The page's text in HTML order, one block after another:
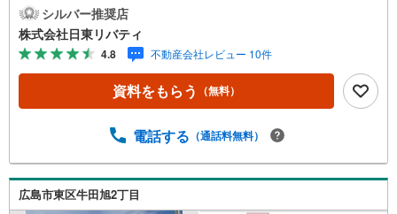
ネット広告に載っていない物件もご紹介できます。広島市
内はもちろん廿日市から呉・東広島まで6000物件の豊富な
情報量!!「実際に自分自身が住む家を見て納得して買いた
い」広告では分かり難い物件の長所や短所を現地でご確認
できます。お気軽にお問い合わせ下さい。TV電話やLINE等
でオンライン案内も可能です。お気軽にお申し付け下さ
業以来多くのお客様に信頼と信用を頂き、広島県下でも有
人、心と心」これからもこの精神を大切に、お客様へのサ
ポートをさせて頂きます。株式会社日東リバティ〒732-081
8広島市南区段原日出2丁目2-22-2F
シルバー推奨店
株式会社日東リバティ
4.8 不動産会社レビュー 10件
資料をもらう （無料）
電話する （通話料無料）
広島市東区牛田旭2丁目